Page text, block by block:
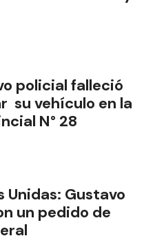
policial falleció
su vehículo en la
N° 28
Unidas: Gustavo
un pedido de